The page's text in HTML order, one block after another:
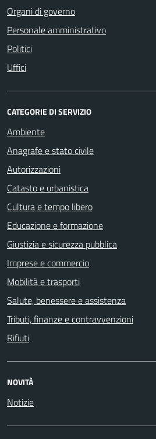
Organi di governo
Personale amministrativo
Politici
Uffici
CATEGORIE DI SERVIZIO
Ambiente
Anagrafe e stato civile
Autorizzazioni
Catasto e urbanistica
Cultura e tempo libero
Educazione e formazione
Giustizia e sicurezza pubblica
Imprese e commercio
Mobilità e trasporti
Salute, benessere e assistenza
Tributi, finanze e contravvenzioni
Rifiuti
NOVITÀ
Notizie